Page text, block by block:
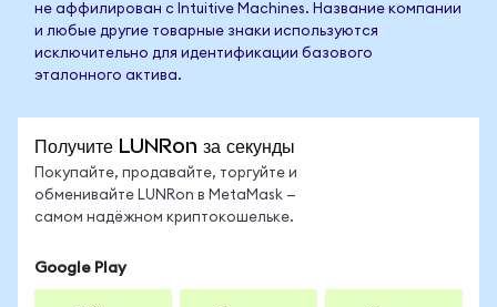
не аффилирован с Intuitive Machines. Название компании
и любые другие товарные знаки используются
исключительно для идентификации базового
эталонного актива.
Получите LUNRon за секунды
Покупайте, продавайте, торгуйте и
обменивайте LUNRon в MetaMask —
самом надёжном криптокошельке.
Google Play